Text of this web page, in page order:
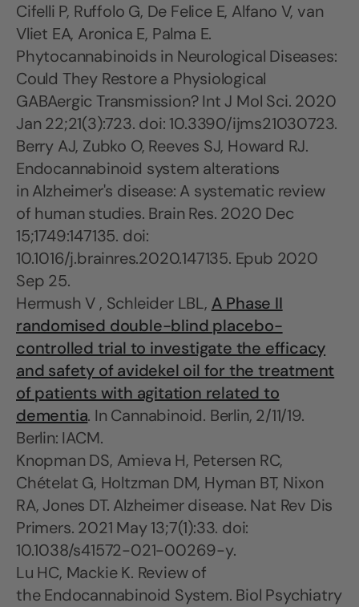
Cifelli P, Ruffolo G, De Felice E, Alfano V, van
Vliet EA, Aronica E, Palma E.
Phytocannabinoids in Neurological Diseases:
Could They Restore a Physiological
GABAergic Transmission? Int J Mol Sci. 2020
Jan 22;21(3):723. doi: 10.3390/ijms21030723.
Berry AJ, Zubko O, Reeves SJ, Howard RJ.
Endocannabinoid system alterations
in Alzheimer's disease: A systematic review
of human studies. Brain Res. 2020 Dec
15;1749:147135. doi:
10.1016/j.brainres.2020.147135. Epub 2020
Sep 25.
Hermush V , Schleider LBL, A Phase II
randomised double-blind placebo-
controlled trial to investigate the efficacy
and safety of avidekel oil for the treatment
of patients with agitation related to
dementia. In Cannabinoid. Berlin, 2/11/19.
Berlin: IACM.
Knopman DS, Amieva H, Petersen RC,
Chételat G, Holtzman DM, Hyman BT, Nixon
RA, Jones DT. Alzheimer disease. Nat Rev Dis
Primers. 2021 May 13;7(1):33. doi:
10.1038/s41572-021-00269-y.
Lu HC, Mackie K. Review of
the Endocannabinoid System. Biol Psychiatry